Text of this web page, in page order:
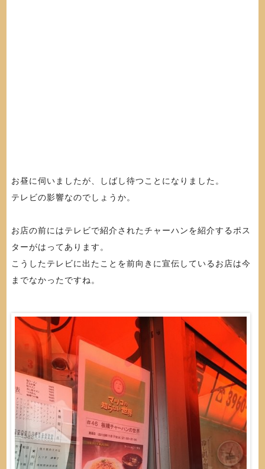
お昼に伺いましたが、しばし待つことになりました。
テレビの影響なのでしょうか。
お店の前にはテレビで紹介されたチャーハンを紹介するポス
ターがはってあります。
こうしたテレビに出たことを前向きに宣伝しているお店は今
までなかったですね。